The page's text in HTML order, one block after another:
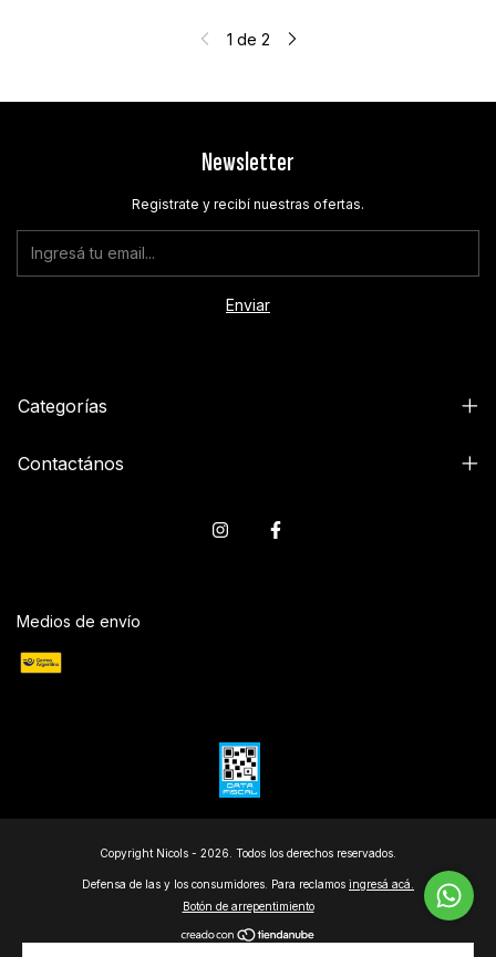
1 de 2
Newsletter
Registrate y recibí nuestras ofertas.
Categorías
Contactános
Medios de envío
Copyright Nicols - 2026. Todos los derechos reservados.
Defensa de las y los consumidores. Para reclamos ingresá acá.
Botón de arrepentimiento